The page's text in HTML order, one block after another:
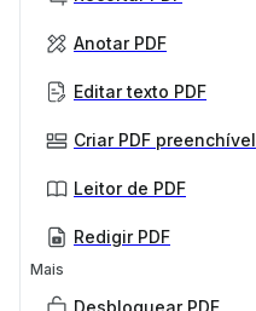
Anotar PDF
Editar texto PDF
Criar PDF preenchível
Leitor de PDF
Redigir PDF
Mais